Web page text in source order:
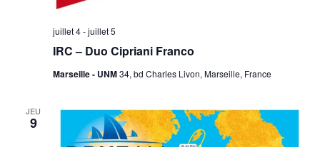
IRC – Duo Cipriani Franco
juillet 4-juillet 5
Marseille - UNM34, bd Charles Livon, Marseille, France
JEU
9